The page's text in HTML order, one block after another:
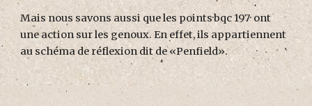
Mais nous savons aussi que les points·bqc 197· ont
une action sur les genoux. En effet, ils appartiennent
au schéma de réflexion dit de «Penfield».